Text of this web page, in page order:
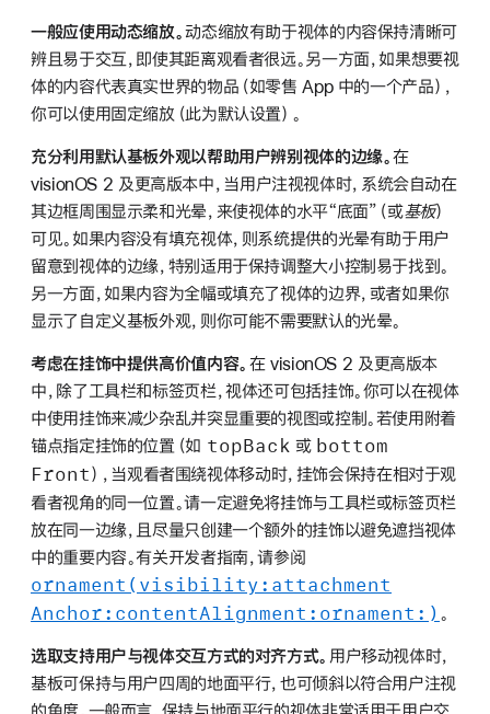
一般应使用动态缩放。动态缩放有助于视体的内容保持清晰可
辨且易于交互，即使其距离观看者很远。另一方面，如果想要视
体的内容代表真实世界的物品（如零售 App 中的一个产品），
你可以使用固定缩放（此为默认设置）。
充分利用默认基板外观以帮助用户辨别视体的边缘。在
visionOS 2 及更高版本中，当用户注视视体时，系统会自动在
其边框周围显示柔和光晕，来使视体的水平“底面”（或基板）
可见。如果内容没有填充视体，则系统提供的光晕有助于用户
留意到视体的边缘，特别适用于保持调整大小控制易于找到。
另一方面，如果内容为全幅或填充了视体的边界，或者如果你
显示了自定义基板外观，则你可能不需要默认的光晕。
考虑在挂饰中提供高价值内容。 在 visionOS 2 及更高版本
中，除了工具栏和标签页栏，视体还可包括挂饰。你可以在视体
中使用挂饰来减少杂乱并突显重要的视图或控制。若使用附着
锚点指定挂饰的位置（如 topBack 或 bottom
Front），当观看者围绕视体移动时，挂饰会保持在相对于观
看者视角的同一位置。请一定避免将挂饰与工具栏或标签页栏
放在同一边缘，且尽量只创建一个额外的挂饰以避免遮挡视体
中的重要内容。有关开发者指南，请参阅
ornament(visibility: attachment
Anchor: contentAlignment: ornament:) 。
选取支持用户与视体交互方式的对齐方式。 用户移动视体时，
基板可保持与用户四周的地面平行，也可倾斜以符合用户注视